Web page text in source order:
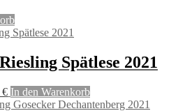
Spätlese 2021
€Aktueller
Preis
In den Warenkorb